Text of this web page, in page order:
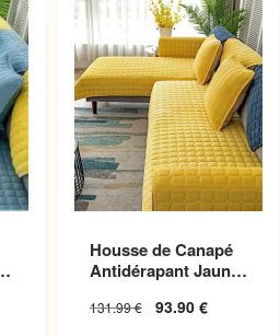
Housse de Canapé
Antidérapant Jaune
131.99€ 93.90 €